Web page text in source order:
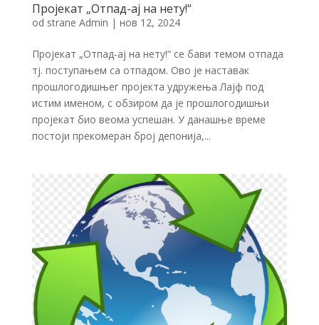
Пројекат „Отпад-ај на нету!“
od strane Admin | нов 12, 2024
Пројекат „Отпад-ај на нету!“ се бави темом отпада
тј. поступањем са отпадом. Ово је наставак
прошлогодишњег пројекта удружења Лајф под
истим именом, с обзиром да је прошлогодишњи
пројекат био веома успешан. У данашње време
постоји прекомеран број депонија,...